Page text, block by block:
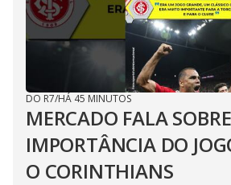
DO R7/HÁ 45 MINUTOS
MERCADO FALA SOBRE
IMPORTÂNCIA DO
O CORINTHIANS